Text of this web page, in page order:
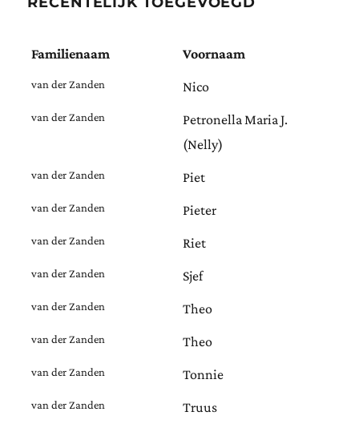
Familienaam Voornaam
van der Zanden Nico
van der Zanden
Petronella Maria J.
(Nelly)
van der Zanden Piet
van der Zanden Pieter
van der Zanden Riet
van der Zanden Sjef
van der Zanden Theo
van der Zanden Theo
van der Zanden Tonnie
van der Zanden Truus